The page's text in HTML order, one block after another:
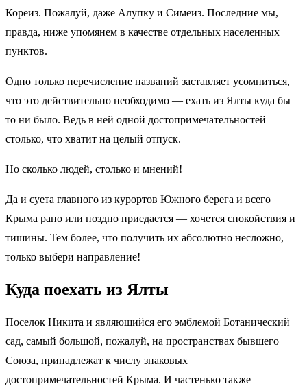
Кореиз. Пожалуй, даже Алупку и Симеиз. Последние мы,
правда, ниже упомянем в качестве отдельных населенных
пунктов.
Одно только перечисление названий заставляет усомниться,
что это действительно необходимо — ехать из Ялты куда бы
то ни было. Ведь в ней одной достопримечательностей
столько, что хватит на целый отпуск.
Но сколько людей, столько и мнений!
Да и суета главного из курортов Южного берега и всего
Крыма рано или поздно приедается — хочется спокойствия и
тишины. Тем более, что получить их абсолютно несложно, —
только выбери направление!
Куда поехать из Ялты
Поселок Никита и являющийся его эмблемой Ботанический
сад, самый большой, пожалуй, на пространствах бывшего
Союза, принадлежат к числу знаковых
достопримечательностей Крыма. И частенько также